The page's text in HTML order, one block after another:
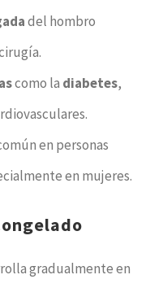
del hombro
como la diabetes,
en personas
en mujeres.
gradualmente en